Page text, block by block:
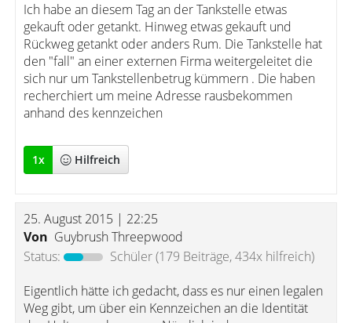
Ich habe an diesem Tag an der Tankstelle etwas
gekauft oder getankt. Hinweg etwas gekauft und
Rückweg getankt oder anders Rum. Die Tankstelle hat
den "fall" an einer externen Firma weitergeleitet die
sich nur um Tankstellenbetrug kümmern . Die haben
recherchiert um meine Adresse rausbekommen
anhand des kennzeichen
1x Hilfreich
25. August 2015 | 22:25
Von Guybrush Threepwood
Status:
Schüler(179 Beiträge, 434x hilfreich)
Eigentlich hätte ich gedacht, dass es nur einen legalen
Weg gibt, um über ein Kennzeichen an die Identität